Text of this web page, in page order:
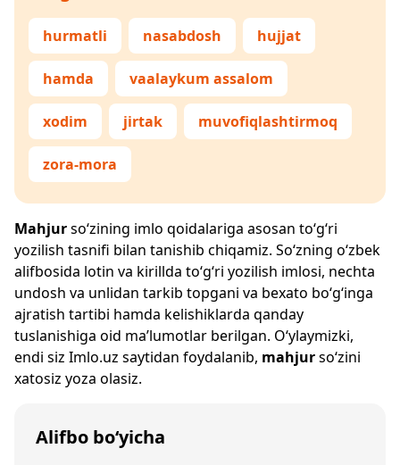
hurmatli nasabdosh hujjat
hamda vaalaykum assalom
xodim jirtak muvofiqlashtirmoq
zora-mora
Mahjurso‘zining imlo qoidalariga asosan to‘g‘ri
yozilish tasnifi bilan tanishib chiqamiz. So‘zning o‘zbek
alifbosida lotin va kirillda to‘g‘ri yozilish imlosi, nechta
undosh va unlidan tarkib topgani va bexato bo‘g‘inga
ajratish tartibi hamda kelishiklarda qanday
tuslanishiga oid ma’lumotlar berilgan. O‘ylaymizki,
endi siz Imlo.uz saytidan foydalanib, mahjurso‘zini
xatosiz yoza olasiz.
Alifbo bo‘yicha